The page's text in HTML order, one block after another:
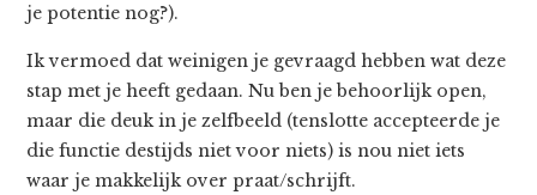
je potentie nog?).
Ik vermoed dat weinigen je gevraagd hebben wat deze
stap met je heeft gedaan. Nu ben je behoorlijk open,
maar die deuk in je zelfbeeld (tenslotte accepteerde je
die functie destijds niet voor niets) is nou niet iets
waar je makkelijk over praat/schrijft.